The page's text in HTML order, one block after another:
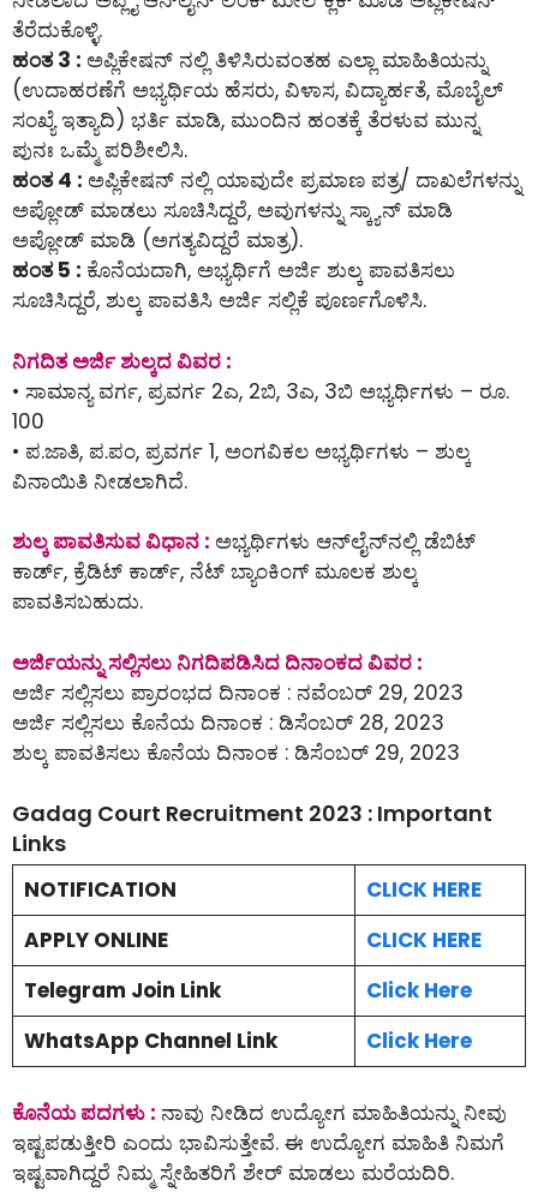
ತೆರೆದುಕೊಳ್ಳಿ.
ಹಂತ 3 : ಅಪ್ಲಿಕೇಷನ್ ನಲ್ಲಿ ತಿಳಿಸಿರುವಂತಹ ಎಲ್ಲಾ ಮಾಹಿತಿಯನ್ನು
(ಉದಾಹರಣೆಗೆ ಅಭ್ಯರ್ಥಿಯ ಹೆಸರು, ವಿಳಾಸ, ವಿದ್ಯಾರ್ಹತೆ, ಮೊಬೈಲ್
ಸಂಖ್ಯೆ ಇತ್ಯಾದಿ) ಭರ್ತಿ ಮಾಡಿ, ಮುಂದಿನ ಹಂತಕ್ಕೆ ತೆರಳುವ ಮುನ್ನ
ಪುನಃ ಒಮ್ಮೆ ಪರಿಶೀಲಿಸಿ.
ಹಂತ 4 : ಅಪ್ಲಿಕೇಷನ್ ನಲ್ಲಿ ಯಾವುದೇ ಪ್ರಮಾಣ ಪತ್ರ/ ದಾಖಲೆಗಳನ್ನು
ಅಪ್ಲೋಡ್ ಮಾಡಲು ಸೂಚಿಸಿದ್ದರೆ, ಅವುಗಳನ್ನು ಸ್ಕ್ಯಾನ್ ಮಾಡಿ
ಅಪ್ಲೋಡ್ ಮಾಡಿ (ಅಗತ್ಯವಿದ್ದರೆ ಮಾತ್ರ).
ಹಂತ 5 : ಕೊನೆಯದಾಗಿ, ಅಭ್ಯರ್ಥಿಗೆ ಅರ್ಜಿ ಶುಲ್ಕ ಪಾವತಿಸಲು
ಸೂಚಿಸಿದ್ದರೆ, ಶುಲ್ಕ ಪಾವತಿಸಿ ಅರ್ಜಿ ಸಲ್ಲಿಕೆ ಪೂರ್ಣಗೊಳಿಸಿ.
ನಿಗದಿತ ಅರ್ಜಿ ಶುಲ್ಕದ ವಿವರ :
• ಸಾಮಾನ್ಯ ವರ್ಗ, ಪ್ರವರ್ಗ 2ಎ, 2ಬಿ, 3ಎ, 3ಬಿ ಅಭ್ಯರ್ಥಿಗಳು – ರೂ.
100
• ಪ.ಜಾತಿ, ಪ.ಪಂ, ಪ್ರವರ್ಗ 1, ಅಂಗವಿಕಲ ಅಭ್ಯರ್ಥಿಗಳು – ಶುಲ್ಕ
ವಿನಾಯಿತಿ ನೀಡಲಾಗಿದೆ.
ಶುಲ್ಕ ಪಾವತಿಸುವ ವಿಧಾನ : ಅಭ್ಯರ್ಥಿಗಳು ಆನ್‌ಲೈನ್‌ನಲ್ಲಿ ಡೆಬಿಟ್
ಕಾರ್ಡ್, ಕ್ರೆಡಿಟ್ ಕಾರ್ಡ್, ನೆಟ್ ಬ್ಯಾಂಕಿಂಗ್ ಮೂಲಕ ಶುಲ್ಕ
ಪಾವತಿಸಬಹುದು.
ಅರ್ಜಿಯನ್ನು ಸಲ್ಲಿಸಲು ನಿಗದಿಪಡಿಸಿದ ದಿನಾಂಕದ ವಿವರ :
ಅರ್ಜಿ ಸಲ್ಲಿಸಲು ಪ್ರಾರಂಭದ ದಿನಾಂಕ : ನವೆಂಬರ್ 29, 2023
ಅರ್ಜಿ ಸಲ್ಲಿಸಲು ಕೊನೆಯ ದಿನಾಂಕ : ಡಿಸೆಂಬರ್ 28, 2023
ಶುಲ್ಕ ಪಾವತಿಸಲು ಕೊನೆಯ ದಿನಾಂಕ : ಡಿಸೆಂಬರ್ 29, 2023
Gadag Court Recruitment 2023 : Important
Links
NOTIFICATION
CLICK HERE
APPLY ONLINE
CLICK HERE
Telegram Join Link
Click Here
WhatsApp Channel Link
Click Here
ಕೊನೆಯ ಪದಗಳು : ನಾವು ನೀಡಿದ ಉದ್ಯೋಗ ಮಾಹಿತಿಯನ್ನು ನೀವು
ಇಷ್ಟಪಡುತ್ತೀರಿ ಎಂದು ಭಾವಿಸುತ್ತೇವೆ. ಈ ಉದ್ಯೋಗ ಮಾಹಿತಿ ನಿಮಗೆ
ಇಷ್ಟವಾಗಿದ್ದರೆ ನಿಮ್ಮ ಸ್ನೇಹಿತರಿಗೆ ಶೇರ್ ಮಾಡಲು ಮರೆಯದಿರಿ.